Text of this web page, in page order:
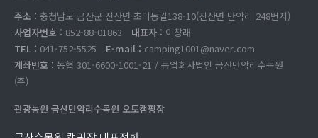
주소 : 충청남도 금산군 진산면 초미동길138-10(진산면 만악리 248번지)
사업자번호 : 852-88-01863 대표자 : 이창래
TEL : 041-752-5525 E-mail : camping1001@naver.com
계좌번호 : 농협 301-6600-1001-21 / 농업회사법인 금산만악리수목원
(주)
관광농원 금산만악리수목원 오토캠핑장